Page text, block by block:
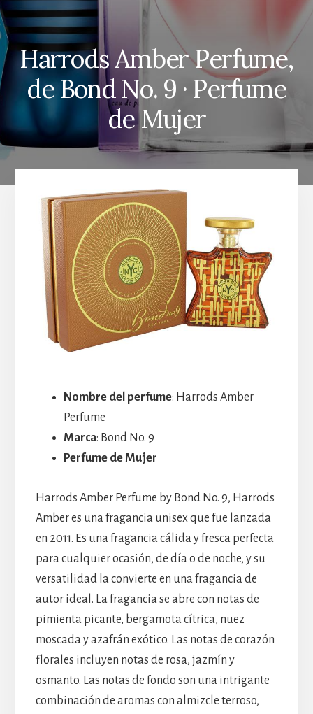
Harrods Amber Perfume,
de Bond No. 9 · Perfume
de Mujer
Nombre del perfume: Harrods Amber
Perfume
Marca: Bond No. 9
Perfume de Mujer
Harrods Amber Perfume by Bond No. 9, Harrods
Amber es una fragancia unisex que fue lanzada
en 2011. Es una fragancia cálida y fresca perfecta
para cualquier ocasión, de día o de noche, y su
versatilidad la convierte en una fragancia de
autor ideal. La fragancia se abre con notas de
pimienta picante, bergamota cítrica, nuez
moscada y azafrán exótico. Las notas de corazón
florales incluyen notas de rosa, jazmín y
osmanto. Las notas de fondo son una intrigante
combinación de aromas con almizcle terroso,